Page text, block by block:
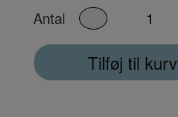
Antal
Tilføj til kurv